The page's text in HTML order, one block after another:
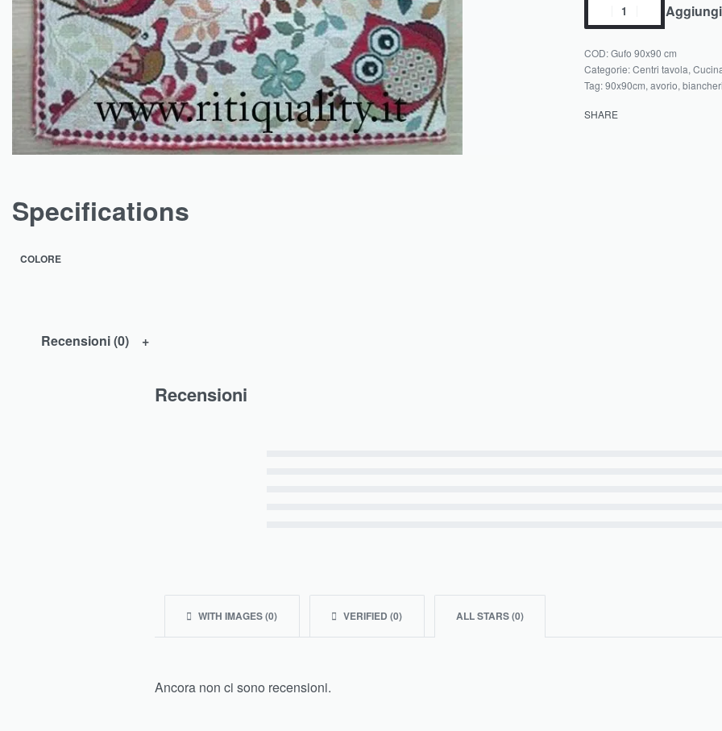
Gufo 90x90 cm
Categorie:Centri tavola,
Tag:90x90cm, avorio,
SHARE
Specifications
COLORE
Recensioni (0)
Recensioni
WITH IMAGES (0) VERIFIED (0) ALL STARS (0)
Ancora non ci sono recensioni.